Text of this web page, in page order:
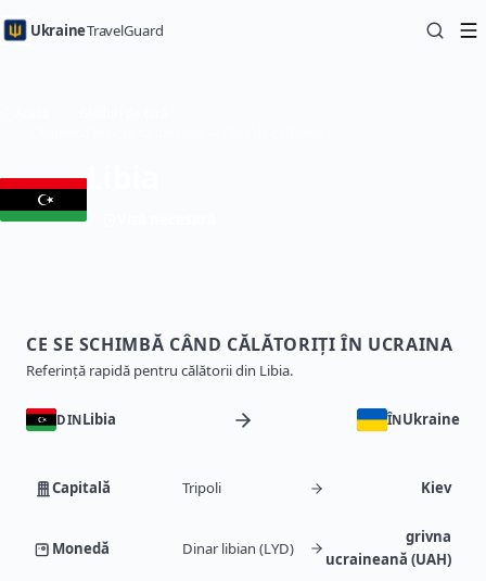
UkraineTravelGuard
CE SE SCHIMBĂ CÂND CĂLĂTORIȚI ÎN UCRAINA
Referință rapidă pentru călătorii din Libia.
DINLibia ÎNUkraine
Capitală Tripoli Kiev
Monedă Dinar libian (LYD)
grivna
ucraineană (UAH)